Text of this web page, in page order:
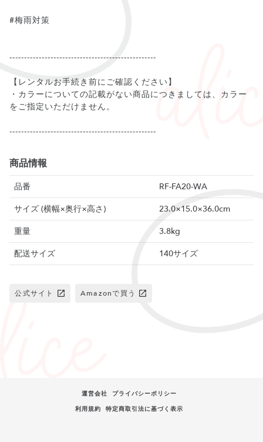
#梅雨対策
--------------------------------------------------
【レンタルお手続き前にご確認ください】
・カラーについての記載がない商品につきましては、カラー
をご指定いただけません。
商品情報
品番
RF-FA20-WA
サイズ (横幅×奥行×高さ)
23.0×15.0×36.0cm
重量
3.8kg
配送サイズ
140サイズ
公式サイト Amazonで買う
運営会社
プライバシーポリシー
利用規約
特定商取引法に基づく表示